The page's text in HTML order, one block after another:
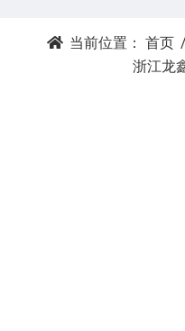
当前位置： 首页
浙江龙